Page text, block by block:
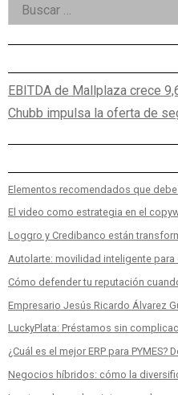
Asides
EBITDA de Mallplaza crece
Chubb impulsa la oferta de
Elementos recomendados que
El video como estrategia en el
Loggro y Credibanco están
Autolarte: movilidad inteligente
Cómo defender tu reputación
Empresario Jesús Ricardo Álvarez
LuckyPlata: Préstamos sin
¿Cuál es el mejor ERP para
Negocios híbridos: cómo la